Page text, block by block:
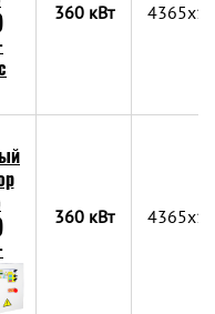
360 кВт
360 кВт